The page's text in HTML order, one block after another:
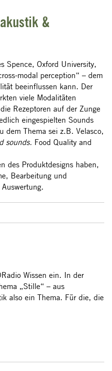
&
Spence, Oxford University,
modal perception“ – dem
beeinflussen kann. Der
viele Modalitäten
Rezeptoren auf der Zunge
eingespielten Sounds
dem Thema sei z.B. Velasco,
sounds. Food Quality and
des Produktdesigns haben,
Bearbeitung und
Wissen ein. In der
„Stille“ – aus
also ein Thema. Für die, die